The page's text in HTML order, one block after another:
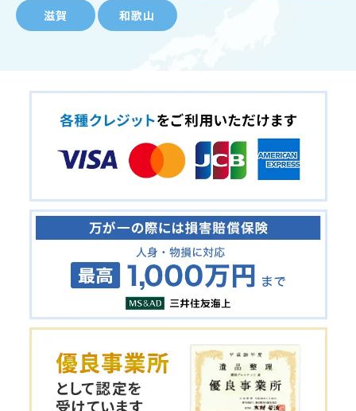
滋賀 和歌山